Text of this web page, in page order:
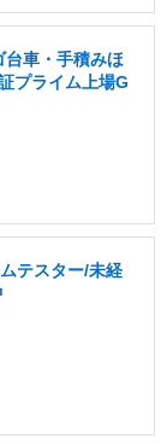
車・手積みほ
プライム上場G
テスター/未経